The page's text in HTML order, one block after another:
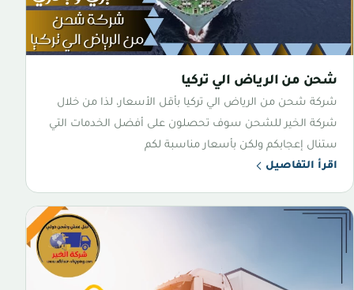
شحن من الرياض الي تركيا
شركة شحن من الرياض الي تركيا بأقل الأسعار، لذا من خلال
شركة الخير للشحن سوف تحصلون على أفضل الخدمات التي
ستنال إعجابكم ولكن بأسعار مناسبة لكم
اقرأ التفاصيل